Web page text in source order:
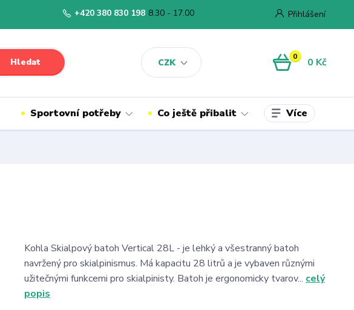
CZK
Přihlášení
Hledat
+420 380 830 198 8.30 - 17.00
0 0 Kč
Sportovní potřeby Co ještě přibalit Více
Kohla Skialpový batoh Vertical 28L - je lehký a všestranný batoh
navržený pro skialpinismus. Má kapacitu 28 litrů a je vybaven různými
užitečnými funkcemi pro skialpinisty. Batoh je ergonomicky tvarov... celý
popis